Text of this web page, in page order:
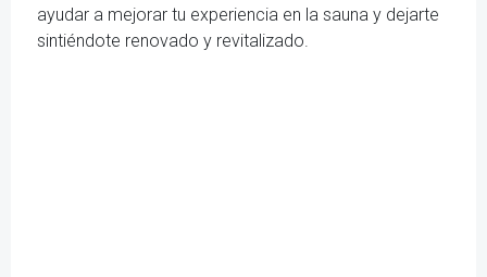
ayudar a mejorar tu experiencia en la sauna y dejarte
sintiéndote renovado y revitalizado.